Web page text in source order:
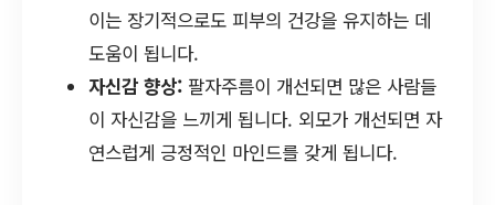
이는 장기적으로도 피부의 건강을 유지하는 데
도움이 됩니다.
자신감 향상: 팔자주름이 개선되면 많은 사람들
이 자신감을 느끼게 됩니다. 외모가 개선되면 자
연스럽게 긍정적인 마인드를 갖게 됩니다.